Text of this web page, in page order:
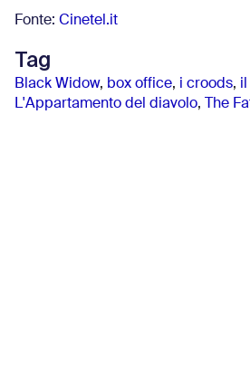
Fonte: Cinetel.it
Tag
Black Widow, box office, i croods, il
L'Appartamento del diavolo, The